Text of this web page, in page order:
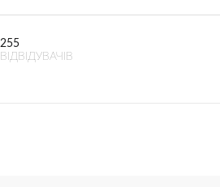
255
ВІДВІДУВАЧІВ